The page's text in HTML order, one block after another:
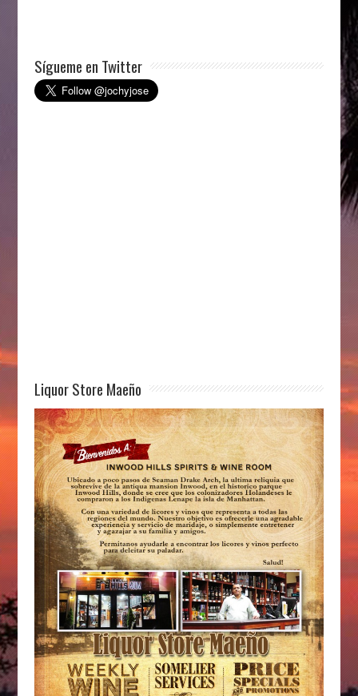
Sígueme en Twitter
Liquor Store Maeño